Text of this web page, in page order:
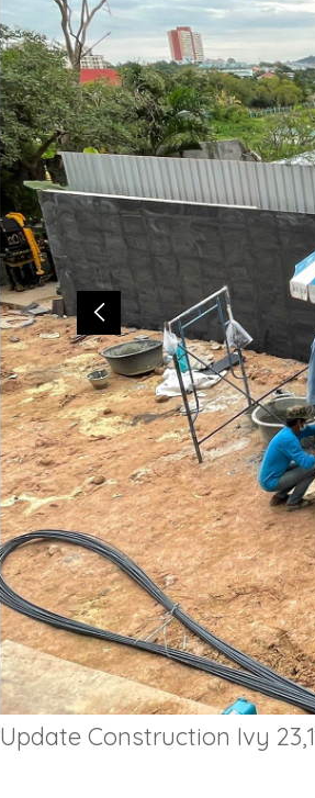
Update Construction Ivy